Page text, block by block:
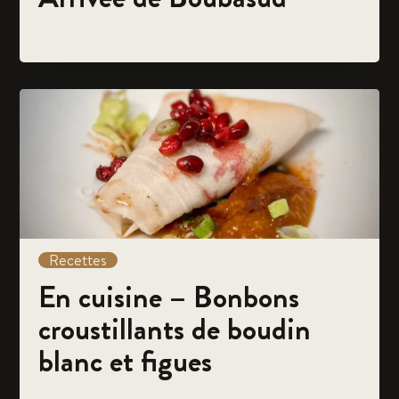
Recettes
En cuisine – Bonbons
croustillants de boudin
blanc et figues